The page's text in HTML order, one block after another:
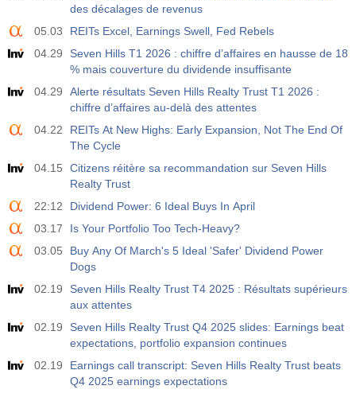
des décalages de revenus
05.03
REITs Excel, Earnings Swell, Fed Rebels
04.29
Seven Hills T1 2026 : chiffre d’affaires en hausse de 18
% mais couverture du dividende insuffisante
04.29
Alerte résultats Seven Hills Realty Trust T1 2026 :
chiffre d’affaires au-delà des attentes
04.22
REITs At New Highs: Early Expansion, Not The End Of
The Cycle
04.15
Citizens réitère sa recommandation sur Seven Hills
Realty Trust
22:12
Dividend Power: 6 Ideal Buys In April
03.17
Is Your Portfolio Too Tech-Heavy?
03.05
Buy Any Of March's 5 Ideal 'Safer' Dividend Power
Dogs
02.19
Seven Hills Realty Trust T4 2025 : Résultats supérieurs
aux attentes
02.19
Seven Hills Realty Trust Q4 2025 slides: Earnings beat
expectations, portfolio expansion continues
02.19
Earnings call transcript: Seven Hills Realty Trust beats
Q4 2025 earnings expectations